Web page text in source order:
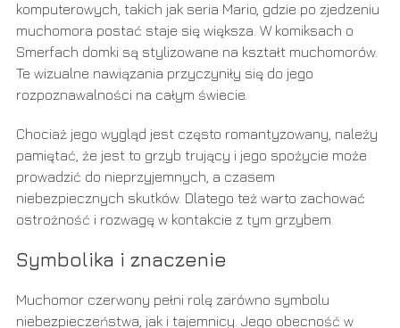
komputerowych, takich jak seria Mario, gdzie po zjedzeniu
muchomora postać staje się większa. W komiksach o
Smerfach domki są stylizowane na kształt muchomorów.
Te wizualne nawiązania przyczyniły się do jego
rozpoznawalności na całym świecie.
Chociaż jego wygląd jest często romantyzowany, należy
pamiętać, że jest to grzyb trujący i jego spożycie może
prowadzić do nieprzyjemnych, a czasem
niebezpiecznych skutków. Dlatego też warto zachować
ostrożność i rozwagę w kontakcie z tym grzybem.
Symbolika i znaczenie
Muchomor czerwony pełni rolę zarówno symbolu
niebezpieczeństwa, jak i tajemnicy. Jego obecność w